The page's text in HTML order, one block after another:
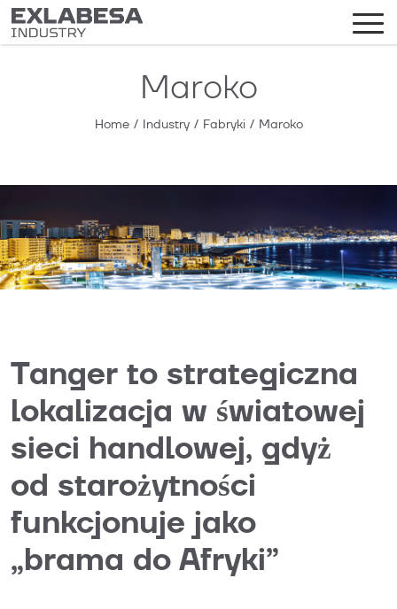
Maroko
Home / Industry / Fabryki / Maroko
Tanger to strategiczna
lokalizacja w światowej
sieci handlowej, gdyż
od starożytności
funkcjonuje jako
„brama do Afryki”